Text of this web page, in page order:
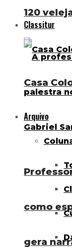
Classitur
Casa
Arquivo
120
como
gera